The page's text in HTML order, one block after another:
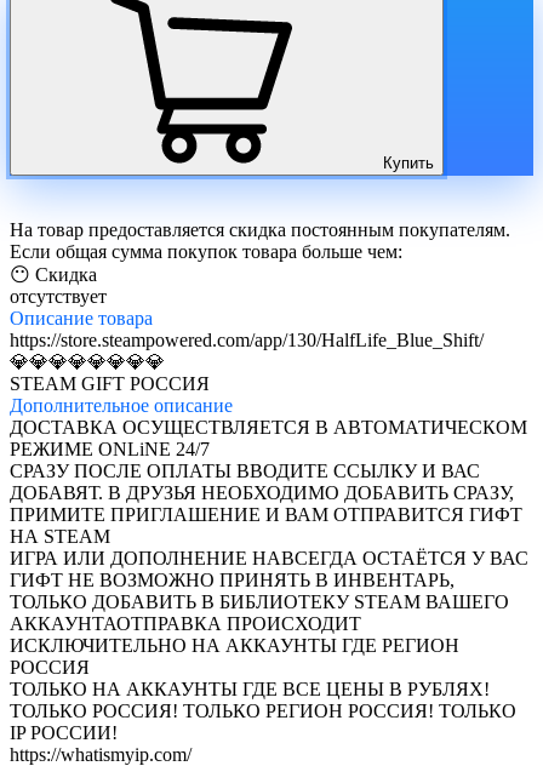
Купить
На товар предоставляется скидка постоянным покупателям.
Если общая сумма покупок товара больше чем:
😶 Скидка
отсутствует
Описание товара
https://store.steampowered.com/app/130/HalfLife_Blue_Shift/
💎💎💎💎💎💎💎💎
STEAM GIFT РОССИЯ
Дополнительное описание
ДОСТАВКА ОСУЩЕСТВЛЯЕТСЯ В АВТОМАТИЧЕСКОМ
РЕЖИМЕ ONLiNE 24/7
СРАЗУ ПОСЛЕ ОПЛАТЫ ВВОДИТЕ ССЫЛКУ И ВАС
ДОБАВЯТ. В ДРУЗЬЯ НЕОБХОДИМО ДОБАВИТЬ СРАЗУ,
ПРИМИТЕ ПРИГЛАШЕНИЕ И ВАМ ОТПРАВИТСЯ ГИФТ
НА STEAM
ИГРА ИЛИ ДОПОЛНЕНИЕ НАВСЕГДА ОСТАЁТСЯ У ВАС
ГИФТ НЕ ВОЗМОЖНО ПРИНЯТЬ В ИНВЕНТАРЬ,
ТОЛЬКО ДОБАВИТЬ В БИБЛИОТЕКУ STEAM ВАШЕГО
АККАУНТАОТПРАВКА ПРОИСХОДИТ
ИСКЛЮЧИТЕЛЬНО НА АККАУНТЫ ГДЕ РЕГИОН
РОССИЯ
ТОЛЬКО НА АККАУНТЫ ГДЕ ВСЕ ЦЕНЫ В РУБЛЯХ!
ТОЛЬКО РОССИЯ! ТОЛЬКО РЕГИОН РОССИЯ! ТОЛЬКО
IP РОССИИ!
https://whatismyip.com/